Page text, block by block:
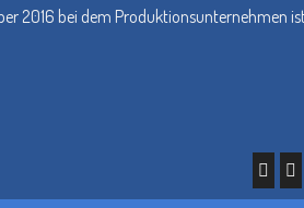
2016 bei dem Produktionsunternehmen